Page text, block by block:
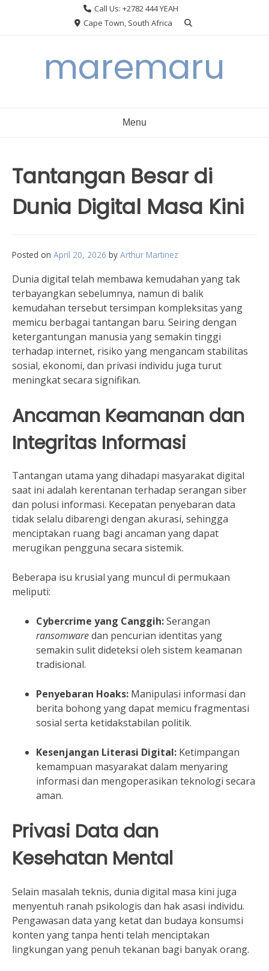
Call Us: +2782 444 YEAH
Cape Town, South Africa
maremaru
Menu
Tantangan Besar di
Dunia Digital Masa Kini
Posted on April 20, 2026 by Arthur Martinez
Dunia digital telah membawa kemudahan yang tak
terbayangkan sebelumnya, namun di balik
kemudahan tersebut tersimpan kompleksitas yang
memicu berbagai tantangan baru. Seiring dengan
ketergantungan manusia yang semakin tinggi
terhadap internet, risiko yang mengancam stabilitas
sosial, ekonomi, dan privasi individu juga turut
meningkat secara signifikan.
Ancaman Keamanan dan
Integritas Informasi
Tantangan utama yang dihadapi masyarakat digital
saat ini adalah kerentanan terhadap serangan siber
dan polusi informasi. Kecepatan penyebaran data
tidak selalu dibarengi dengan akurasi, sehingga
menciptakan ruang bagi ancaman yang dapat
merugikan pengguna secara sistemik.
Beberapa isu krusial yang muncul di permukaan
meliputi:
Cybercrime yang Canggih:Serangan
ransomwaredan pencurian identitas yang
semakin sulit dideteksi oleh sistem keamanan
tradisional.
Penyebaran Hoaks: Manipulasi informasi dan
berita bohong yang dapat memicu fragmentasi
sosial serta ketidakstabilan politik.
Kesenjangan Literasi Digital: Ketimpangan
kemampuan masyarakat dalam menyaring
informasi dan mengoperasikan teknologi secara
aman.
Privasi Data dan
Kesehatan Mental
Selain masalah teknis, dunia digital masa kini juga
menyentuh ranah psikologis dan hak asasi individu.
Pengawasan data yang ketat dan budaya konsumsi
konten yang tanpa henti telah menciptakan
lingkungan yang penuh tekanan bagi banyak orang.